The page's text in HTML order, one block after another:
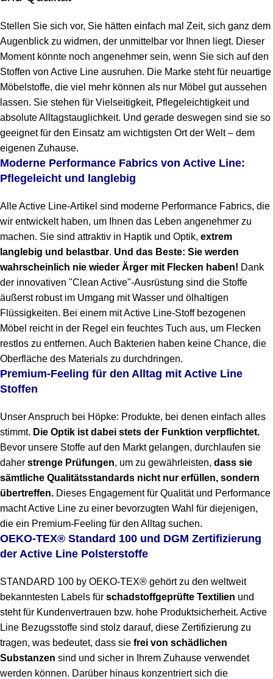
Stellen Sie sich vor, Sie hätten einfach mal Zeit, sich ganz dem
Augenblick zu widmen, der unmittelbar vor Ihnen liegt. Dieser
Moment könnte noch angenehmer sein, wenn Sie sich auf den
Stoffen von Active Line ausruhen. Die Marke steht für neuartige
Möbelstoffe, die viel mehr können als nur Möbel gut aussehen
lassen. Sie stehen für Vielseitigkeit, Pflegeleichtigkeit und
absolute Alltagstauglichkeit. Und gerade deswegen sind sie so
geeignet für den Einsatz am wichtigsten Ort der Welt – dem
eigenen Zuhause.
Moderne Performance Fabrics von Active Line:
Pflegeleicht und langlebig
Alle Active Line-Artikel sind moderne Performance Fabrics, die
wir entwickelt haben, um Ihnen das Leben angenehmer zu
machen. Sie sind attraktiv in Haptik und Optik, extrem
langlebig und belastbar. Und das Beste: Sie werden
wahrscheinlich nie wieder Ärger mit Flecken haben! Dank
der innovativen "Clean Active"-Ausrüstung sind die Stoffe
äußerst robust im Umgang mit Wasser und ölhaltigen
Flüssigkeiten. Bei einem mit Active Line-Stoff bezogenen
Möbel reicht in der Regel ein feuchtes Tuch aus, um Flecken
restlos zu entfernen. Auch Bakterien haben keine Chance, die
Oberfläche des Materials zu durchdringen.
Premium-Feeling für den Alltag mit Active Line
Stoffen
Unser Anspruch bei Höpke: Produkte, bei denen einfach alles
stimmt. Die Optik ist dabei stets der Funktion verpflichtet.
Bevor unsere Stoffe auf den Markt gelangen, durchlaufen sie
daher strenge Prüfungen, um zu gewährleisten, dass sie
sämtliche Qualitätsstandards nicht nur erfüllen, sondern
übertreffen. Dieses Engagement für Qualität und Performance
macht Active Line zu einer bevorzugten Wahl für diejenigen,
die ein Premium-Feeling für den Alltag suchen.
OEKO-TEX® Standard 100 und DGM Zertifizierung
der Active Line Polsterstoffe
STANDARD 100 by OEKO-TEX® gehört zu den weltweit
bekanntesten Labels für schadstoffgeprüfte Textilien und
steht für Kundenvertrauen bzw. hohe Produktsicherheit. Active
Line Bezugsstoffe sind stolz darauf, diese Zertifizierung zu
tragen, was bedeutet, dass sie frei von schädlichen
Substanzen sind und sicher in Ihrem Zuhause verwendet
werden können. Darüber hinaus konzentriert sich die